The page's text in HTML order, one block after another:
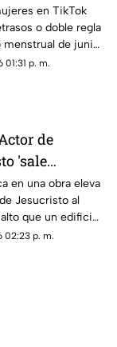
de junio
qué son
en TikTok
o doble regla
menstrual de junio
la explicación
01:31 p. m.
de
'sale
al cielo por
en plena
en una obra eleva
Jesucristo al
que un edificio.
por su
02:23 p. m.